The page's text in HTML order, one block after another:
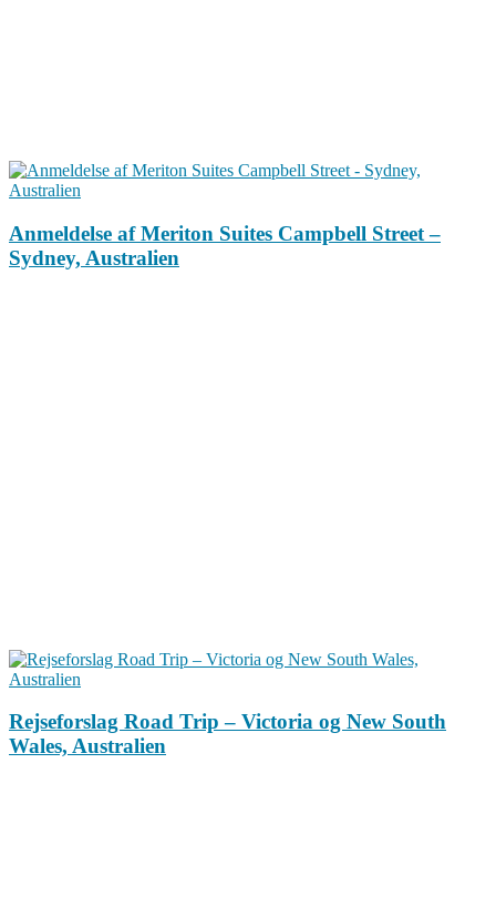
Anmeldelse af Meriton Suites Campbell Street‏‏ –
Sydney, Australien
Rejseforslag Road Trip – Victoria og New South
Wales, Australien